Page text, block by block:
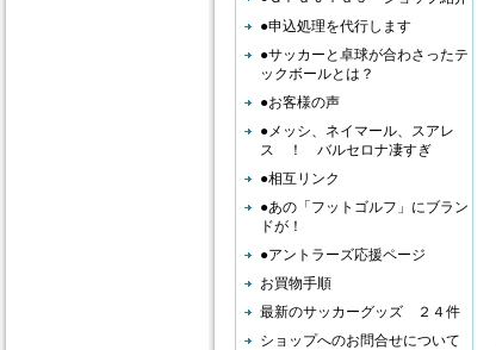
●申込処理を代行します
●サッカーと卓球が合わさったテ
ックボールとは？
●お客様の声
●メッシ、ネイマール、スアレ
ス ！ バルセロナ凄すぎ
●相互リンク
●あの「フットゴルフ」にブラン
ドが！
●アントラーズ応援ページ
お買物手順
最新のサッカーグッズ ２４件
ショップへのお問合せについて